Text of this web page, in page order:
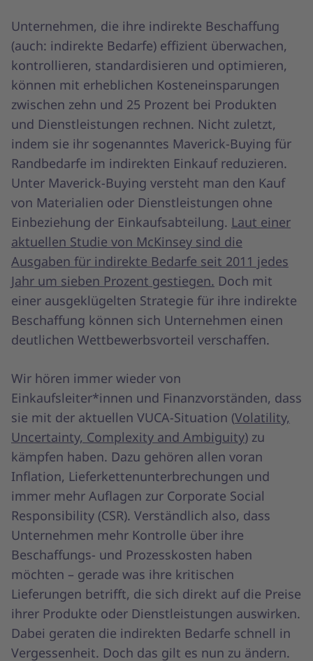
Unternehmen, die ihre indirekte Beschaffung
(auch: indirekte Bedarfe) effizient überwachen,
kontrollieren, standardisieren und optimieren,
können mit erheblichen Kosteneinsparungen
zwischen zehn und 25 Prozent bei Produkten
und Dienstleistungen rechnen. Nicht zuletzt,
indem sie ihr sogenanntes Maverick-Buying für
Randbedarfe im indirekten Einkauf reduzieren.
Unter Maverick-Buying versteht man den Kauf
von Materialien oder Dienstleistungen ohne
Einbeziehung der Einkaufsabteilung. Laut einer
aktuellen Studie von McKinsey sind die
Ausgaben für indirekte Bedarfe seit 2011 jedes
Jahr um sieben Prozent gestiegen. Doch mit
einer ausgeklügelten Strategie für ihre indirekte
Beschaffung können sich Unternehmen einen
deutlichen Wettbewerbsvorteil verschaffen.
Wir hören immer wieder von
Einkaufsleiter*innen und Finanzvorständen, dass
sie mit der aktuellen VUCA-Situation (Volatility,
Uncertainty, Complexity and Ambiguity) zu
kämpfen haben. Dazu gehören allen voran
Inflation, Lieferkettenunterbrechungen und
immer mehr Auflagen zur Corporate Social
Responsibility (CSR). Verständlich also, dass
Unternehmen mehr Kontrolle über ihre
Beschaffungs- und Prozesskosten haben
möchten – gerade was ihre kritischen
Lieferungen betrifft, die sich direkt auf die Preise
ihrer Produkte oder Dienstleistungen auswirken.
Dabei geraten die indirekten Bedarfe schnell in
Vergessenheit. Doch das gilt es nun zu ändern.